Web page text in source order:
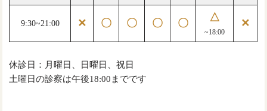
9:30~21:00 ✕ 〇 〇 〇 〇 △
~18:00
✕
休診日：月曜日、日曜日、祝日
土曜日の診察は午後18:00までです